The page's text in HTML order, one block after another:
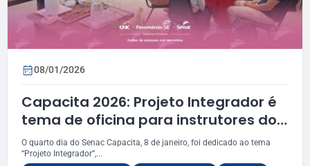
08/01/2026
Capacita 2026: Projeto Integrador é
tema de oficina para instrutores do
Senac Sergipe
O quarto dia do Senac Capacita, 8 de janeiro, foi dedicado ao tema
“Projeto Integrador”,...